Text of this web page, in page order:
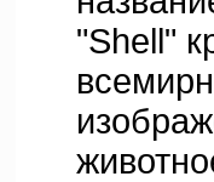
"Shell"